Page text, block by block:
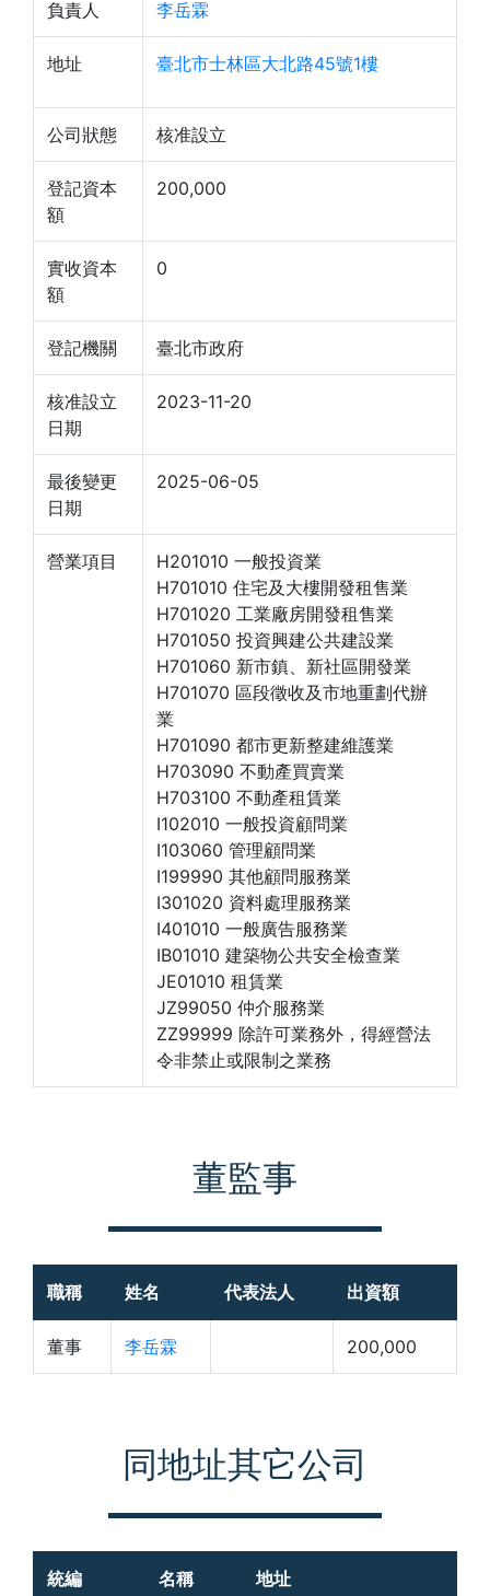
負責人 李岳霖
地址 臺北市士林區大北路45號1樓
公司狀態 核准設立
登記資本
額
200,000
實收資本
額
0
登記機關 臺北市政府
核准設立
日期
2023-11-20
最後變更
日期
2025-06-05
營業項目
H201010 一般投資業
H701010 住宅及大樓開發租售業
H701020 工業廠房開發租售業
H701050 投資興建公共建設業
H701060 新市鎮、新社區開發業
H701070 區段徵收及市地重劃代辦
業
H701090 都市更新整建維護業
H703090 不動產買賣業
H703100 不動產租賃業
I102010 一般投資顧問業
I103060 管理顧問業
I199990 其他顧問服務業
I301020 資料處理服務業
I401010 一般廣告服務業
IB01010 建築物公共安全檢查業
JE01010 租賃業
JZ99050 仲介服務業
ZZ99999 除許可業務外，得經營法
令非禁止或限制之業務
董監事
職稱 姓名 代表法人 出資額
董事 李岳霖 200,000
同地址其它公司
統編 名稱 地址